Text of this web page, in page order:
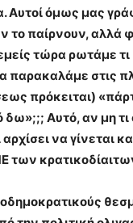
Αυτοί όμως μας
το παίρνουν, αλλά
τώρα ρωτάμε
παρακαλάμε στις
πρόκειται)
δω»;;; Αυτό, αν μη
αρχίσει να γίνεται
των